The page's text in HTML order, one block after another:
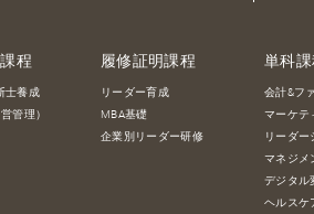
程
士養成
管理）
履修証明課程
リーダー育成
MBA基礎
企業別リーダー研修
単科課
会計&フ
マーケテ
リーダー
マネジメ
デジタル
ヘルスケ